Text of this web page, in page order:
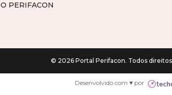
O PERIFACON
© 2026 Portal Perifacon. Todos
Desenvolvido com ♥ por